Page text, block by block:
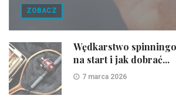
ZOBACZ
Wędkarstwo
na start i jak dobrać...
7 marca 2026